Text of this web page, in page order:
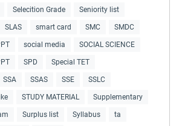
Selecition Grade Seniority list
SLAS smart card SMC SMDC
social media SOCIAL SCIENCE
SPD Special TET
SSA SSAS SSE SSLC
STUDY MATERIAL Supplementary
Surplus list Syllabus ta